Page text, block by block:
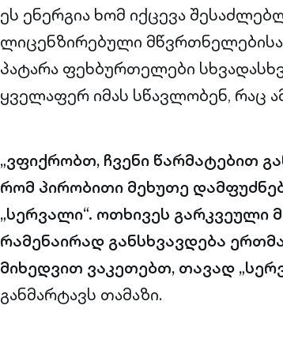
ეს ენერგია ხომ იქცევა
ლიცენზირებული მწვრთნელებისა
პატარა ფეხბურთელები
ყველაფერ იმას სწავლობენ, რაც
„ვფიქრობთ, ჩვენი წარმატებით
რომ პირობითი მეხუთე
„სერვალი“. ოთხივეს გარკვეული
რამენაირად განსხვავდება
მიხედვით ვაკეთებთ, თავად
განმარტავს თამაზი.